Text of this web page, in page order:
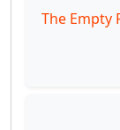
The Empty